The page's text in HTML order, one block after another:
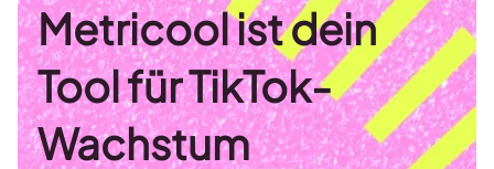
Metricool ist dein
Tool für TikTok-
Wachstum